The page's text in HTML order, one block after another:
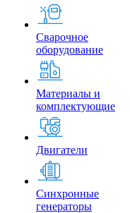
Сварочное
оборудование
Материалы и
комплектующие
Двигатели
Синхронные
генераторы